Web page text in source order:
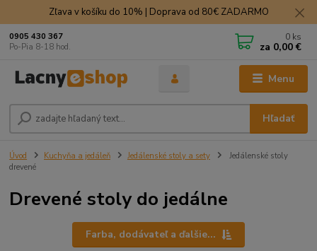
Zľava v košíku do 10% | Doprava od 80€ ZADARMO
Menu
Hľadať
0905 430 367
Po-Pia 8-18 hod.
0 ks
za 0,00 €
Úvod Kuchyňa a jedáleň Jedálenské stoly a sety
Jedálenské stoly
drevené
Drevené stoly do jedálne
Farba, dodávateľ a ďalšie...